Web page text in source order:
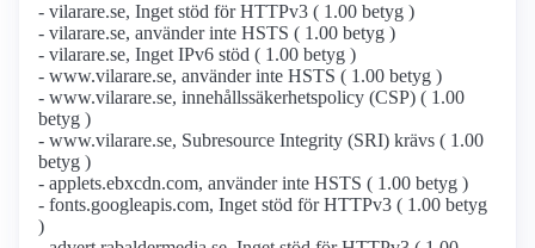
- vilarare.se, Inget stöd för HTTPv3 ( 1.00 betyg )
- vilarare.se, använder inte HSTS ( 1.00 betyg )
- vilarare.se, Inget IPv6 stöd ( 1.00 betyg )
- www.vilarare.se, använder inte HSTS ( 1.00 betyg )
- www.vilarare.se, innehållssäkerhetspolicy (CSP) ( 1.00
betyg )
- www.vilarare.se, Subresource Integrity (SRI) krävs ( 1.00
betyg )
- applets.ebxcdn.com, använder inte HSTS ( 1.00 betyg )
- fonts.googleapis.com, Inget stöd för HTTPv3 ( 1.00 betyg
)